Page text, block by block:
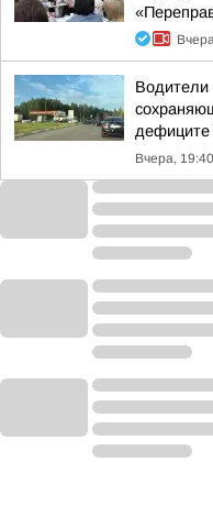
дефиците
Вчера, 19:40